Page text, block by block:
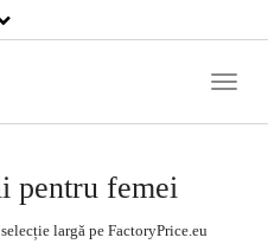
Căutați
un
Toggle
pentru femei
largă pe FactoryPrice.eu